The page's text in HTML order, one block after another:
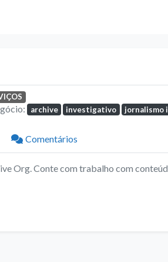
archive investigativo jornalismo
Comentários
Org. Conte com trabalho com